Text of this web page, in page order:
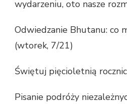
wydarzeniu, oto nasze
Odwiedzanie Bhutanu: co
(wtorek, 7/21)
Świętuj pięcioletnią
Pisanie podróży